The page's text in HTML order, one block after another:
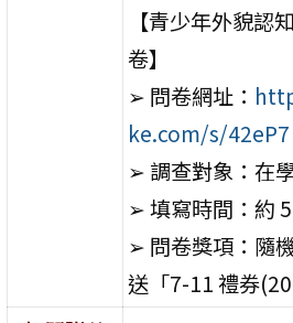
【青少年外貌認
卷】
➢ 問卷網址：
ke.com/s/42eP7
➢ 調查對象：在
➢ 填寫時間：約
➢ 問卷獎項：隨
送「7-11 禮券